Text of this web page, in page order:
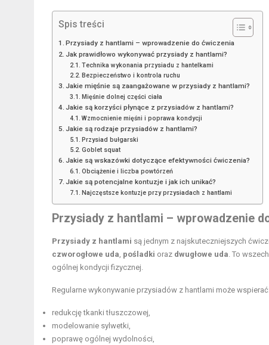
Spis treści
Przysiady z hantlami – wprowadzenie do ćwiczenia
Jak prawidłowo wykonywać przysiady z hantlami?
Technika wykonania przysiadu z hantelkami
Bezpieczeństwo i kontrola ruchu
Jakie mięśnie są zaangażowane w przysiady z hantlami?
Mięśnie dolnej części ciała
Jakie są korzyści płynące z przysiadów z hantlami?
Wzmocnienie mięśni i poprawa kondycji
Jakie są rodzaje przysiadów z hantlami?
Przysiad bułgarski
Goblet squat
Jakie są wskazówki dotyczące efektywności ćwiczenia?
Obciążenie i liczba powtórzeń
Jakie są potencjalne kontuzje i jak ich unikać?
Najczęstsze kontuzje przy przysiadach z hantlami
Przysiady z hantlami – wprowadzenie
Przysiady z hantlami są jednym z najskuteczniejszych
czworogłowe uda, pośladki oraz dwugłowe uda. To
ogólnej kondycji fizycznej.
Regularne wykonywanie przysiadów z hantlami może wspierać:
redukcję tkanki tłuszczowej,
modelowanie sylwetki,
poprawę ogólnej wydolności,